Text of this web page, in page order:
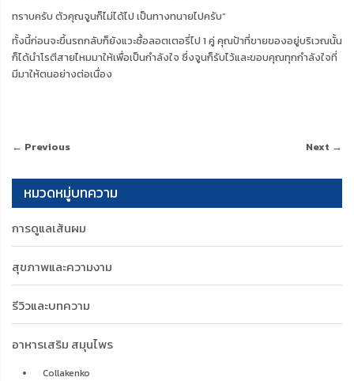
ทราบครับ ตัวคุณจูนก็ไม่ได้ไป เป็นทางทนายไปครับ”
ทั้งนี้ก่อนจะขึ้นรถกลับก็ยังแวะซื้อลอตเตอรี่ไป 1 คู่ คุณป้าที่ขายของอยู่บริเวณนั้น
ก็ได้นำโรตีสายไหมมาให้เพื่อเป็นกำลังใจ ซึ่งจูนก็รับไว้และขอบคุณทุกกำลังใจที่
มีมาให้ตนอย่างต่อเนื่อง
← Previous Next →
หมวดหมู่บทความ
การดูแลเส้นผม
สุขภาพและความงาม
รีวิวและบทความ
อาหารเสริม สมุนไพร
Collakenko